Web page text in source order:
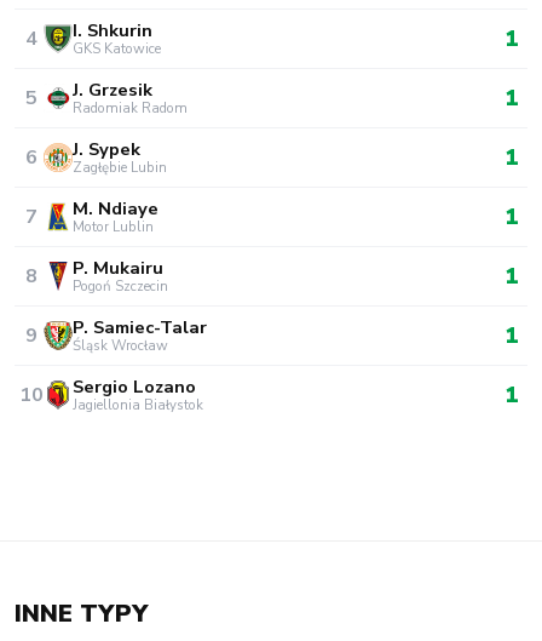
4 I. Shkurin
GKS Katowice 1
5 J. Grzesik
Radomiak Radom 1
6 J. Sypek
Zagłębie Lubin 1
7 M. Ndiaye
Motor Lublin 1
8 P. Mukairu
Pogoń Szczecin 1
9 P. Samiec-Talar
Śląsk Wrocław 1
10 Sergio Lozano
Jagiellonia Białystok 1
INNE TYPY